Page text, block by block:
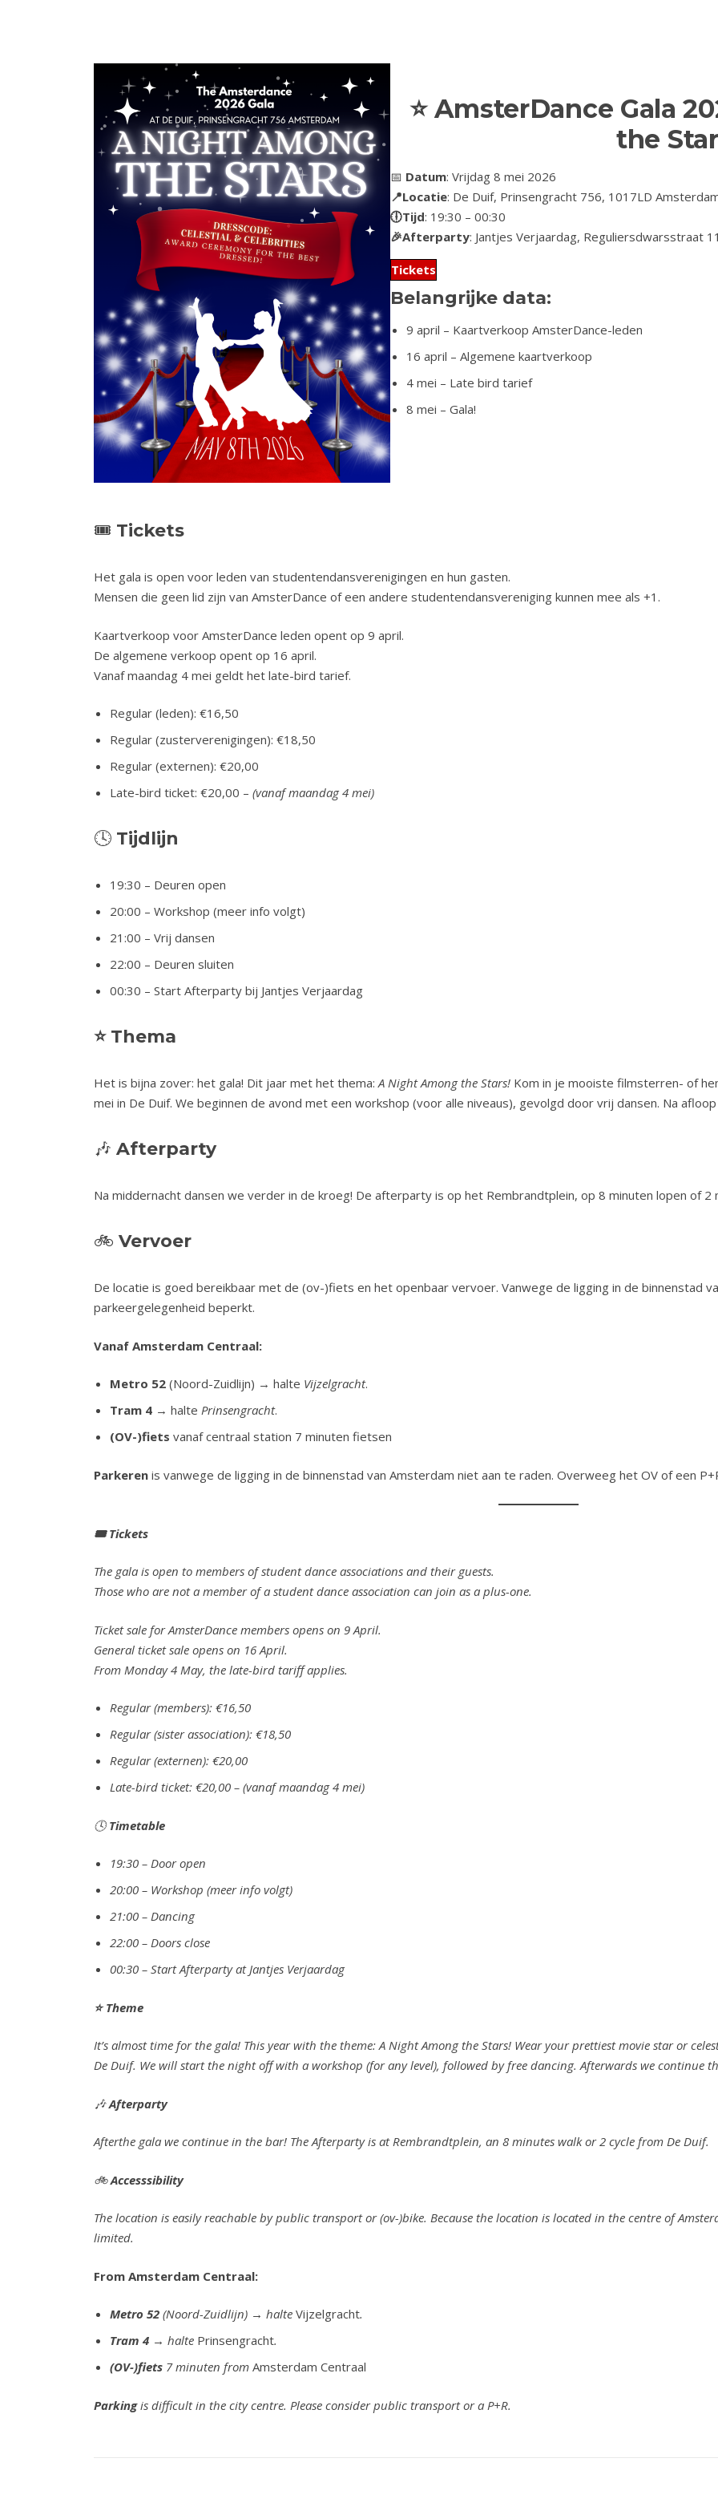
⭐ AmsterDance Gala
the
📅 Datum: Vrijdag 8 mei 2026
📍Locatie: De Duif, Prinsengracht 756, 1017LD
🕕Tijd: 19:30 – 00:30
🎉Afterparty: Jantjes Verjaardag, Reguliersdwarsstraat
Tickets
Belangrijke data:
9 april – Kaartverkoop AmsterDance-leden
16 april – Algemene kaartverkoop
4 mei – Late bird tarief
8 mei – Gala!
🎟 Tickets
Het gala is open voor leden van studentendansverenigingen en hun gasten.
Mensen die geen lid zijn van AmsterDance of een andere studentendansvereniging kunnen mee als +1.
Kaartverkoop voor AmsterDance leden opent op 9 april.
De algemene verkoop opent op 16 april.
Vanaf maandag 4 mei geldt het late-bird tarief.
Regular (leden): €16,50
Regular (zusterverenigingen): €18,50
Regular (externen): €20,00
Late-bird ticket: €20,00 – (vanaf maandag 4 mei)
🕓 Tijdlijn
19:30 – Deuren open
20:00 – Workshop (meer info volgt)
21:00 – Vrij dansen
22:00 – Deuren sluiten
00:30 – Start Afterparty bij Jantjes Verjaardag
⭐ Thema
Het is bijna zover: het gala! Dit jaar met het thema:A Night Among the Stars! Kom in je mooiste filmsterren- of
mei in De Duif. We beginnen de avond met een workshop (voor alle niveaus), gevolgd door vrij dansen. Na
🎶 Afterparty
Na middernacht dansen we verder in de kroeg! De afterparty is op het Rembrandtplein, op 8 minuten lopen of 2
🚲 Vervoer
De locatie is goed bereikbaar met de (ov-)fiets en het openbaar vervoer. Vanwege de ligging in de binnenstad
parkeergelegenheid beperkt.
Vanaf Amsterdam Centraal:
Metro 52 (Noord-Zuidlijn) → halte Vijzelgracht.
Tram 4 → halte Prinsengracht.
(OV-)fiets vanaf centraal station 7 minuten fietsen
Parkeren is vanwege de ligging in de binnenstad van Amsterdam niet aan te raden. Overweeg het OV of een
🎟 Tickets
The gala is open to members of student dance associations and their guests.
Those who are not a member of a student dance association can join as a plus-one.
Ticket sale for AmsterDance members opens on 9 April.
General ticket sale opens on 16 April.
From Monday 4 May, the late-bird tariff applies.
Regular (members): €16,50
Regular (sister association): €18,50
Regular (externen): €20,00
Late-bird ticket: €20,00 – (vanaf maandag 4 mei)
🕓Timetable
19:30 – Door open
20:00 – Workshop (meer info volgt)
21:00 – Dancing
22:00 – Doors close
00:30 – Start Afterparty at Jantjes Verjaardag
⭐ Theme
It’s almost time for the gala! This year with the theme: A Night Among the Stars! Wear your prettiest movie star or
De Duif. We will start the night off with a workshop (for any level), followed by free dancing. Afterwards we continue
🎶Afterparty
Afterthe gala we continue in the bar! The Afterparty is at Rembrandtplein, an 8 minutes walk or 2 cycle from De Duif.
🚲Accesssibility
The location is easily reachable by public transport or (ov-)bike. Because the location is located in the centre of
limited.
From Amsterdam Centraal:
Metro 52 (Noord-Zuidlijn) → halte Vijzelgracht.
Tram 4 → halte Prinsengracht.
(OV-)fiets 7 minuten from Amsterdam Centraal
Parkingis difficult in the city centre. Please consider public transport or a P+R.